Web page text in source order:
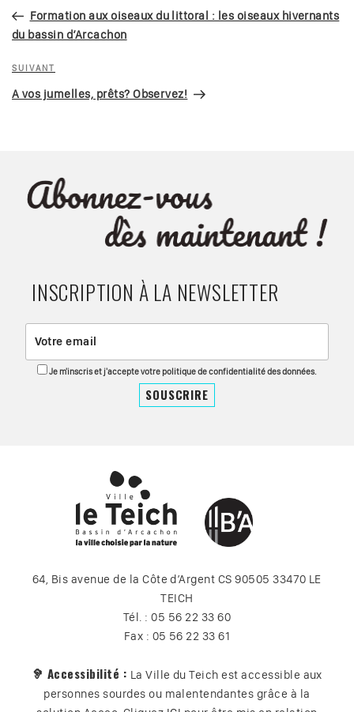
l’article
précédent
Formation aux oiseaux du littoral : les oiseaux hivernants
du bassin d’Arcachon
Article
suivant
SUIVANT
A vos jumelles, prêts? Observez!
INSCRIPTION À LA NEWSLETTER
Je m'inscris et j'accepte votre politique de confidentialité des données.
64, Bis avenue de la Côte d’Argent CS 90505 33470 LE
TEICH
Tél. : 05 56 22 33 60
Fax : 05 56 22 33 61
🦻 Accessibilité : La Ville du Teich est accessible aux
personnes sourdes ou malentendantes grâce à la